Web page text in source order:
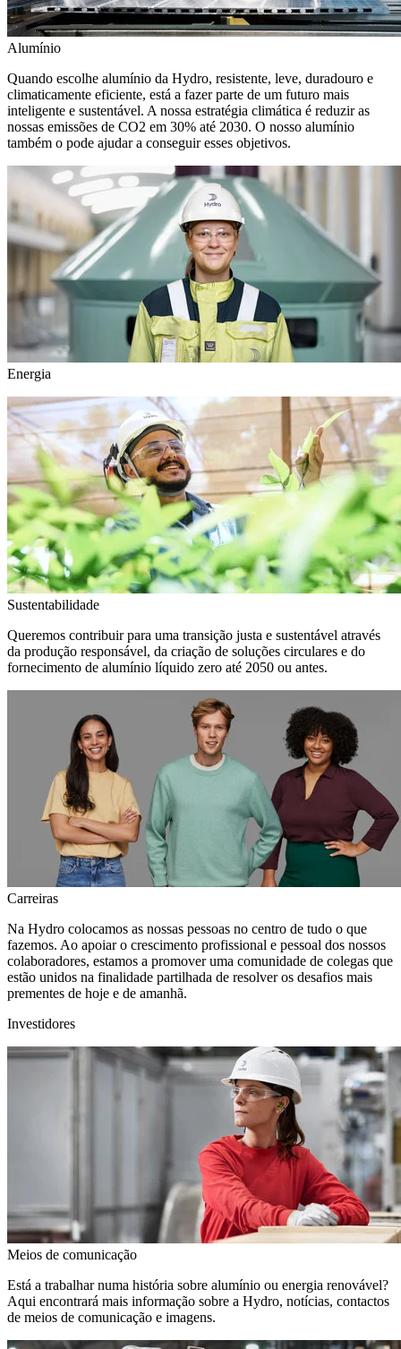
Alumínio
Quando escolhe alumínio da Hydro, resistente, leve, duradouro e
climaticamente eficiente, está a fazer parte de um futuro mais
inteligente e sustentável. A nossa estratégia climática é reduzir as
nossas emissões de CO2 em 30% até 2030. O nosso alumínio
também o pode ajudar a conseguir esses objetivos.
Energia
Sustentabilidade
Queremos contribuir para uma transição justa e sustentável através
da produção responsável, da criação de soluções circulares e do
fornecimento de alumínio líquido zero até 2050 ou antes.
Carreiras
Na Hydro colocamos as nossas pessoas no centro de tudo o que
fazemos. Ao apoiar o crescimento profissional e pessoal dos nossos
colaboradores, estamos a promover uma comunidade de colegas que
estão unidos na finalidade partilhada de resolver os desafios mais
prementes de hoje e de amanhã.
Investidores
Meios de comunicação
Está a trabalhar numa história sobre alumínio ou energia renovável?
Aqui encontrará mais informação sobre a Hydro, notícias, contactos
de meios de comunicação e imagens.